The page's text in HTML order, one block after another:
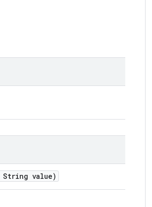
String value)